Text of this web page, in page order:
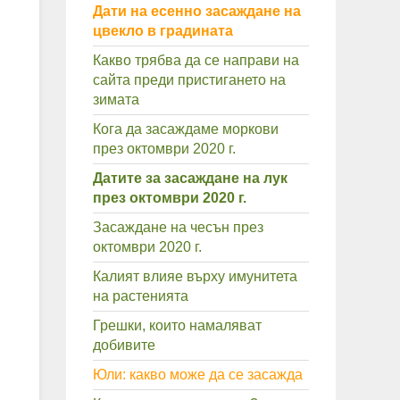
Дати на есенно засаждане на
цвекло в градината
Какво трябва да се направи на
сайта преди пристигането на
зимата
Кога да засаждаме моркови
през октомври 2020 г.
Датите за засаждане на лук
през октомври 2020 г.
Засаждане на чесън през
октомври 2020 г.
Калият влияе върху имунитета
на растенията
Грешки, които намаляват
добивите
Юли: какво може да се засажда